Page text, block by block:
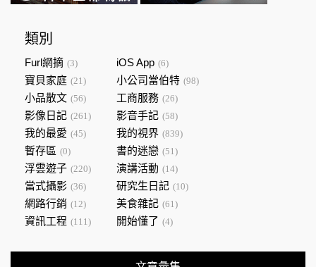
類別
Furl網摘 (3) iOS App (6)
寶貝家庭 (21) 小公司當伯特 (98)
小品散文 (56) 工商服務 (26)
影像日記 (261) 影音手記 (58)
我的最愛 (45) 我的視界 (839)
暫存區 (0) 書的迷戀 (51)
浮雲遊子 (220) 演講活動 (14)
當式攝影 (36) 研究生日記 (10)
網路行銷 (12) 美食雜記 (61)
資訊工程 (111) 開始懂了 (4)